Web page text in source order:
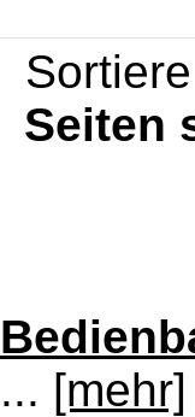
Seiten
... [mehr]